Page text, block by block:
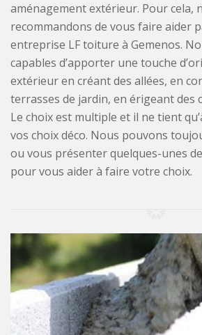
aménagement extérieur. Pour cela,
recommandons de vous faire aider
entreprise LF toiture à Gemenos.
capables d’apporter une touche
extérieur en créant des allées, en
terrasses de jardin, en érigeant des
Le choix est multiple et il ne tient
vos choix déco. Nous pouvons
ou vous présenter quelques-unes
pour vous aider à faire votre choix.